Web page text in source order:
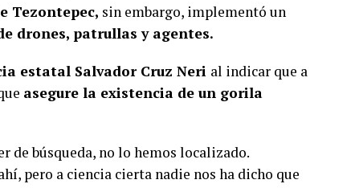
Tezontepec, sin embargo, implementó un
drones, patrullas y agentes.
estatal Salvador Cruz Neri al indicar que a
asegure la existencia de un gorila
de búsqueda, no lo hemos localizado.
pero a ciencia cierta nadie nos ha dicho que